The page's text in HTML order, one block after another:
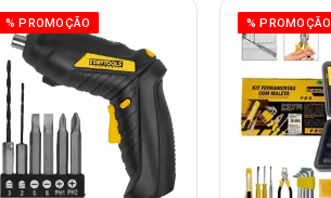
% PROMOÇÃO % PROMOÇÃO